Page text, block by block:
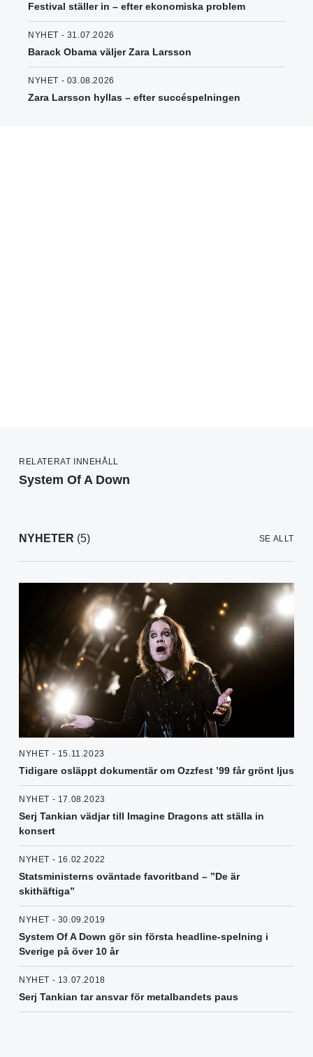
Festival ställer in – efter ekonomiska problem
NYHET - 31.07.2026
Barack Obama väljer Zara Larsson
NYHET - 03.08.2026
Zara Larsson hyllas – efter succéspelningen
RELATERAT INNEHÅLL
System Of A Down
NYHETER (5) SE ALLT
NYHET - 15.11.2023
Tidigare osläppt dokumentär om Ozzfest ’99 får grönt ljus
NYHET - 17.08.2023
Serj Tankian vädjar till Imagine Dragons att ställa in
konsert
NYHET - 16.02.2022
Statsministerns oväntade favoritband – ”De är
skithäftiga”
NYHET - 30.09.2019
System Of A Down gör sin första headline-spelning i
Sverige på över 10 år
NYHET - 13.07.2018
Serj Tankian tar ansvar för metalbandets paus